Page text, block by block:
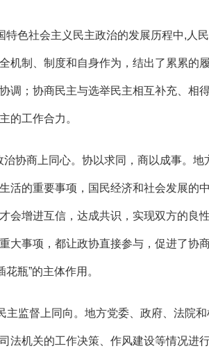
特色社会主义民主政治的发展历程中,人
机制、制度和自身作为，结出了累累的
调；协商民主与选举民主相互补充、相
的工作合力。
治协商上同心。协以求同，商以成事。
活的重要事项，国民经济和社会发展的
会增进互信，达成共识，实现双方的良
大事项，都让政协直接参与，促进了协
花瓶”的主体作用。
主监督上同向。地方党委、政府、法院
法机关的工作决策、作风建设等情况进